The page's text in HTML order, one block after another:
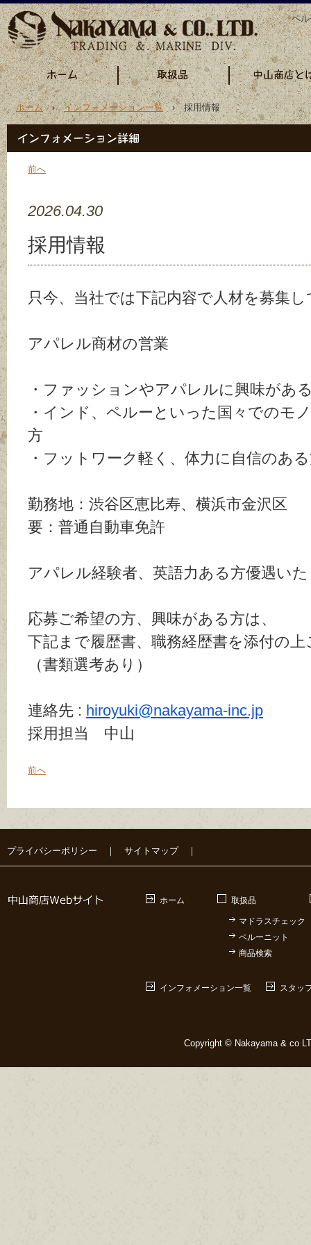
ペ
ホーム›インフォメーション一覧› 採用情報
前へ
2026.04.30
採用情報
只今、当社では下記内容で人材を募集
アパレル商材の営業
・ファッションやアパレルに興味があ
・インド、ペルーといった国々でのモ
方
・フットワーク軽く、体力に自信のあ
勤務地：渋谷区恵比寿、横浜市金沢区
要：普通自動車免許
アパレル経験者、英語力ある方優遇い
応募ご希望の方、興味がある方は、
下記まで履歴書、職務経歴書を添付の
（書類選考あり）
連絡先 : hiroyuki@nakayama-inc.jp
採用担当 中山
前へ
プライバシーポリシー ｜ サイトマップ｜
ホーム 取扱品
マドラスチェック
ペルーニット
商品検索
インフォメーション一覧 スタッ
Copyright © Nakayama & co